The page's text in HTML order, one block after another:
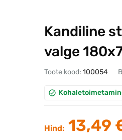
Kandiline
valge
Toote kood: 100054
Hind: 13,49